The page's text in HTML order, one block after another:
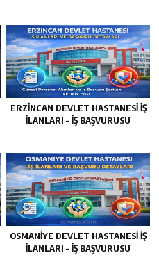
ERZINCAN DEVLET HASTANESI İŞ
İLANLARI – İŞ BAŞVURUSU
OSMANIYE DEVLET HASTANESI İŞ
İLANLARI – İŞ BAŞVURUSU